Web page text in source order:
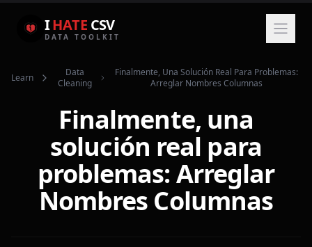
IHATE CSV
DATA TOOLKIT
Learn
Data
Cleaning
Finalmente, Una Solución Real Para Problemas:
Arreglar Nombres Columnas
Finalmente, una
solución real para
problemas: Arreglar
Nombres Columnas